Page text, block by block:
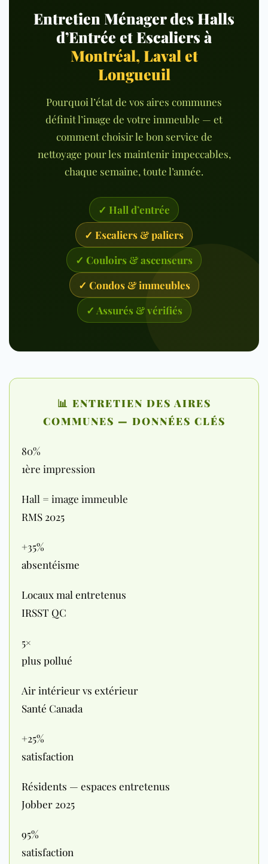
Entretien Ménager des Halls
d’Entrée et Escaliers à
Montréal, Laval et
Longueuil
Pourquoi l’état de vos aires communes
définit l’image de votre immeuble — et
comment choisir le bon service de
nettoyage pour les maintenir impeccables,
chaque semaine, toute l’année.
✓ Hall d’entrée
✓ Escaliers & paliers
✓ Couloirs & ascenseurs
✓ Condos & immeubles
✓ Assurés & vérifiés
📊 ENTRETIEN DES AIRES
COMMUNES — DONNÉES CLÉS
80%
1ère impression
Hall = image immeuble
RMS 2025
+35%
absentéisme
Locaux mal entretenus
IRSST QC
5×
plus pollué
Air intérieur vs extérieur
Santé Canada
+25%
satisfaction
Résidents — espaces entretenus
Jobber 2025
95%
satisfaction